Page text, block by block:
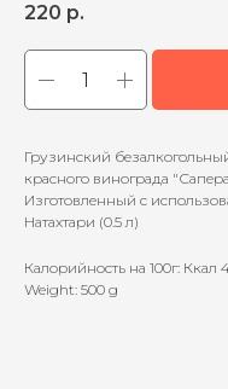
220 р.
Грузинский
красного винограда
Изготовленный с
Натахтари (0.5 л)
Калорийность на 100г: Ккал
Weight: 500 g